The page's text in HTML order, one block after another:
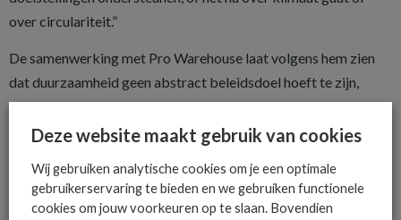
over circulariteit.”
De samenwerking met Pro Warehouse laat volgens hem zien
dat duurzaamheid geen abstract beleidsdoel hoeft te zijn,
maar concreet kan worden ingevuld. De cijfers over levering en
CO2-compensatie illustreren dat.
Een driedubbele winst
Rodenhuis ziet de circulaire strategie als een driedubbele
Deze website maakt gebruik van cookies
Wij gebruiken analytische cookies om je een optimale
gebruikerservaring te bieden en we gebruiken functionele
cookies om jouw voorkeuren op te slaan. Bovendien